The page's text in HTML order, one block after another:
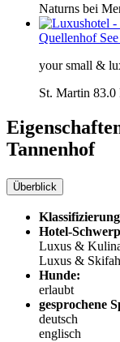
Naturns bei
Quellenhof
your small &
St. Martin 83.0
Tannenhof
Überblick
Hotel-
Luxus &
Luxus &
Hunde:
erlaubt
gesprochene
deutsch
englisch